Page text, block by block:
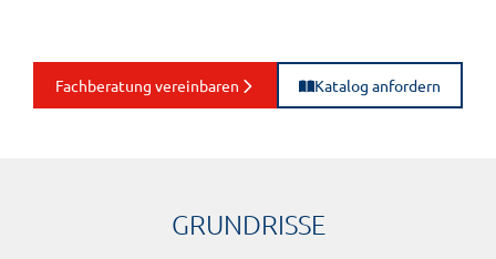
Fachberatung vereinbaren Katalog anfordern
GRUNDRISSE